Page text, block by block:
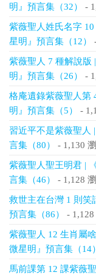
明』預言集（32）
-
紫薇聖人姓氏名字
星明』預言集（12）
紫薇聖人 7 種解說版
明』預言集（26）
-
格庵遺錄紫薇聖人第
明』預言集（5）
-
習近平不是紫薇聖人
言集（80）
- 1,130
紫薇聖人聖王明君 |
言集（46）
- 1,128
救世主在台灣 1 則笑
預言集（86）
-
紫薇聖人 12 生肖屬
微星明』預言集（14）
馬前課第 12 課紫薇